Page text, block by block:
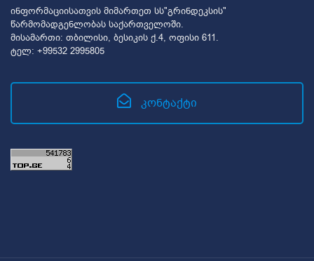
ინფორმაციისათვის მიმართეთ სს"გრინდეკსის"
წარმომადგენლობას საქართველოში.
მისამართი: თბილისი, ბესიკის ქ.4, ოფისი 611.
ტელ: +99532 2995805
კონტაქტი